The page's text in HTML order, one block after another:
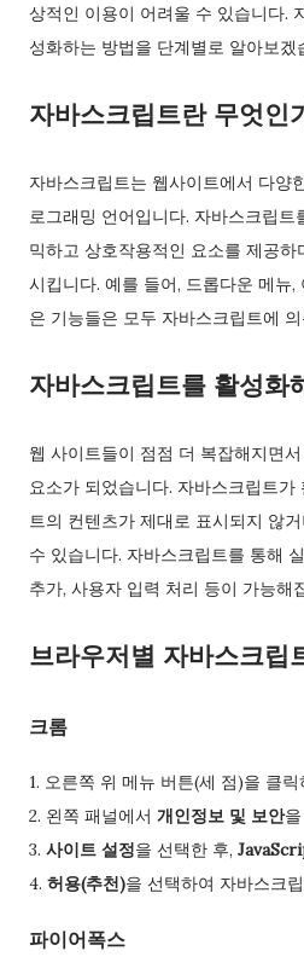
상적인 이용이 어려울 수 있습니다.
성화하는 방법을 단계별로 알아보겠
자바스크립트란 무엇인
자바스크립트는 웹사이트에서 다양
로그래밍 언어입니다. 자바스크립
믹하고 상호작용적인 요소를 제공
시킵니다. 예를 들어, 드롭다운 메뉴
은 기능들은 모두 자바스크립트에
자바스크립트를 활성화
웹 사이트들이 점점 더 복잡해지면
요소가 되었습니다. 자바스크립트가
트의 컨텐츠가 제대로 표시되지 않
수 있습니다. 자바스크립트를 통해
추가, 사용자 입력 처리 등이 가능해
브라우저별 자바스크립
크롬
1. 오른쪽 위 메뉴 버튼(세 점)을 클릭
2. 왼쪽 패널에서 개인정보 및 보안
3. 사이트 설정을 선택한 후,
4. 허용(추천)을 선택하여 자바스크
파이어폭스